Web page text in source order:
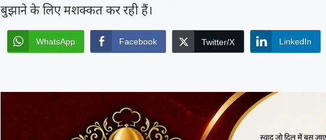
बुझाने के लिए मशक्कत कर रही हैं।
WhatsApp Facebook Twitter/X LinkedIn